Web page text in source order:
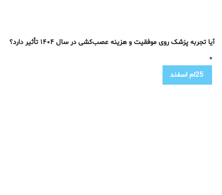
آیا تجربه پزشک روی موفقیت و هزینه عصب‌کشی در سال ۱۴۰۴ تأثیر دارد؟
25ام اسفند